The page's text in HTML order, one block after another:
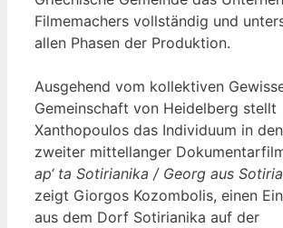
Filmemachers vollständig und
allen Phasen der Produktion.
Ausgehend vom kollektiven
Gemeinschaft von Heidelberg stellt
Xanthopoulos das Individuum in
zweiter mittellanger
ap‘ ta Sotirianika / Georg aus
zeigt Giorgos Kozombolis, einen
aus dem Dorf Sotirianika auf der